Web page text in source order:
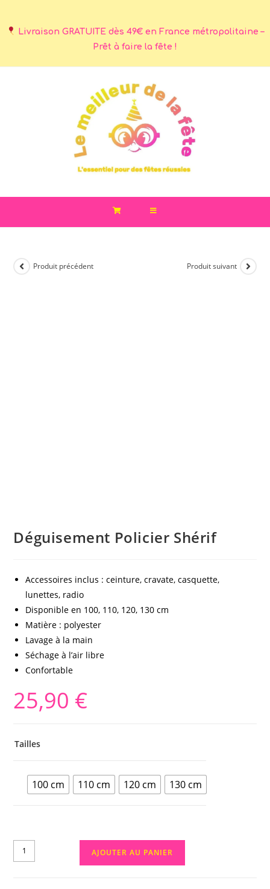
Livraison GRATUITE dès 49€ en France métropolitaine –
Prêt à faire la fête !
Produit précédent Produit suivant
Déguisement Policier Shérif
Accessoires inclus : ceinture, cravate, casquette,
lunettes, radio
Disponible en 100, 110, 120, 130 cm
Matière : polyester
Lavage à la main
Séchage à l’air libre
Confortable
25,90 €
Tailles
100 cm 110 cm 120 cm 130 cm
AJOUTER AU PANIER